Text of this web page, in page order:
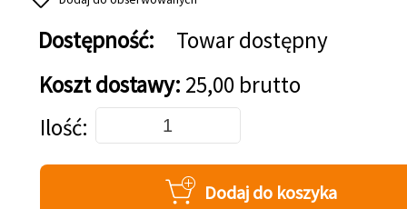
Dostępność:
Towar dostępny
Koszt dostawy: 25,00 brutto
Dodaj do koszyka
Ilość
Dodaj do koszyka